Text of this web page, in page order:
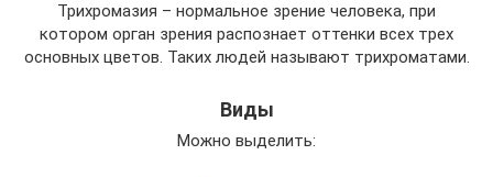
Трихромазия – нормальное зрение человека, при
котором орган зрения распознает оттенки всех трех
основных цветов. Таких людей называют трихроматами.
Виды
Можно выделить: